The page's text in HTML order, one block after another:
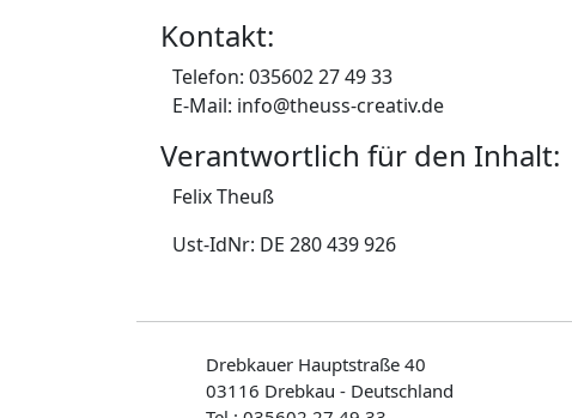
Kontakt:
Telefon: 035602 27 49 33
E-Mail: info@theuss-creativ.de
Verantwortlich für den Inhalt:
Felix Theuß
Ust-IdNr: DE 280 439 926
Drebkauer Hauptstraße 40
03116 Drebkau - Deutschland